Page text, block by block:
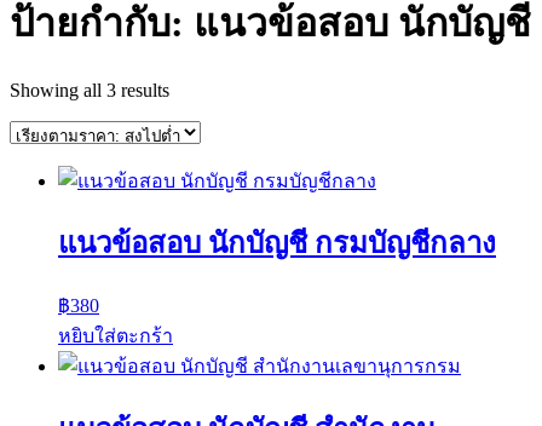
ป้ายกำกับ: แนวข้อสอบ นักบัญชี
Showing all 3 resultsSorted
price:
to
แนวข้อสอบ นักบัญชี กรมบัญชีกลาง
฿380
หยิบใส่ตะกร้า